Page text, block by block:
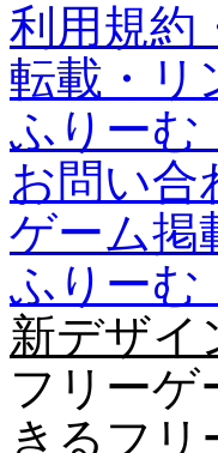
利用規約
転載・リ
ふりーむ
お問い合
ゲーム掲
ふりーむ
新デザイ
フリーゲ
きるフ